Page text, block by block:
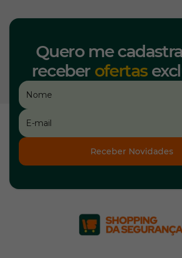
Quero me
receber ofertas
Receber Novidades